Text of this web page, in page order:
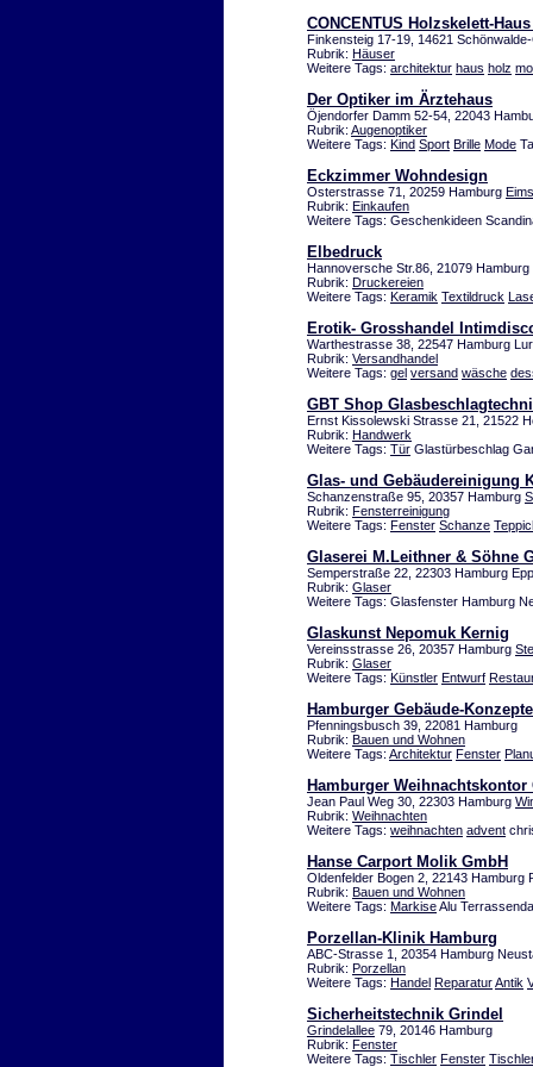
CONCENTUS Holzskelett-
Finkensteig 17-19, 14621
Rubrik: Häuser
Weitere Tags: architektur haus holz
Der Optiker im Ärztehaus
Öjendorfer Damm 52-54, 22043
Rubrik: Augenoptiker
Weitere Tags: Kind Sport Brille Mode
Eckzimmer Wohndesign
Osterstrasse 71, 20259 Hamburg
Rubrik: Einkaufen
Weitere Tags: Geschenkideen
Elbedruck
Hannoversche Str.86, 21079 Hamburg
Rubrik: Druckereien
Weitere Tags: Keramik Textildruck
Erotik- Grosshandel
Warthestrasse 38, 22547 Hamburg
Rubrik: Versandhandel
Weitere Tags: gel versand wäsche
GBT Shop
Ernst Kissolewski Strasse 21, 21522
Rubrik: Handwerk
Weitere Tags: Tür Glastürbeschlag
Glas- und Gebäudereinigung
Schanzenstraße 95, 20357 Hamburg
Rubrik: Fensterreinigung
Weitere Tags: Fenster Schanze
Glaserei M.Leithner & Söhne
Semperstraße 22, 22303 Hamburg
Rubrik: Glaser
Weitere Tags: Glasfenster Hamburg
Glaskunst Nepomuk Kernig
Vereinsstrasse 26, 20357 Hamburg
Rubrik: Glaser
Weitere Tags: Künstler Entwurf
Hamburger Gebäude-
Pfenningsbusch 39, 22081 Hamburg
Rubrik: Bauen und Wohnen
Weitere Tags: Architektur Fenster
Hamburger Weihnachtskontor
Jean Paul Weg 30, 22303 Hamburg
Rubrik: Weihnachten
Weitere Tags: weihnachten advent
Hanse Carport Molik GmbH
Oldenfelder Bogen 2, 22143 Hamburg
Rubrik: Bauen und Wohnen
Weitere Tags: MarkiseAlu
Porzellan-Klinik Hamburg
ABC-Strasse 1, 20354 Hamburg
Rubrik: Porzellan
Weitere Tags: Handel ReparaturAntik
Sicherheitstechnik Grindel
Grindelallee 79, 20146 Hamburg
Rubrik: Fenster
Weitere Tags: Tischler Fenster